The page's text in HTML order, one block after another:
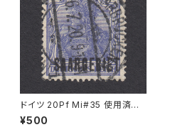
ドイツ 20Pf Mi#35 使用済み
切手｜SAARBRÜCKEN 6.7.1
920
¥500